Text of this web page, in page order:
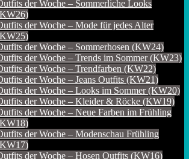
der Woche – Sommerliche Looks
der Woche – Mode für jedes Alter
der Woche – Sommerhosen (KW24)
der Woche – Trends im Sommer (KW23)
der Woche – Trendfarben (KW22)
der Woche – Jeans Outfits (KW21)
der Woche – Looks im Sommer (KW20)
der Woche – Kleider & Röcke (KW19)
der Woche – Neue Farben im Frühling
der Woche – Modenschau Frühling
der Woche – Hosen Outfits (KW16)